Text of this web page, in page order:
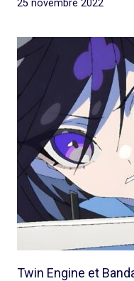
25 novembre 2022
Twin Engine et